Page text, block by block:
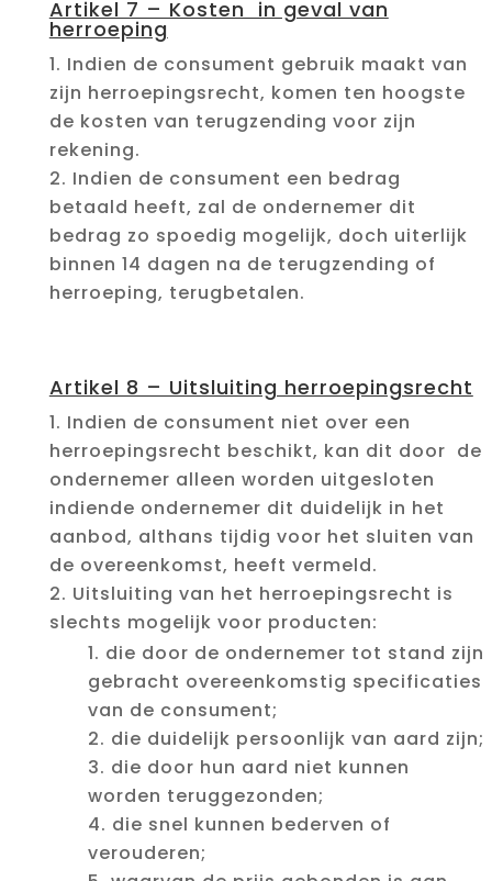
Artikel 7 – Kosten in geval van
herroeping
Indien de consument gebruik maakt van
zijn herroepingsrecht, komen ten hoogste
de kosten van terugzending voor zijn
rekening.
Indien de consument een bedrag
betaald heeft, zal de ondernemer dit
bedrag zo spoedig mogelijk, doch uiterlijk
binnen 14 dagen na de terugzending of
herroeping, terugbetalen.
Artikel 8 – Uitsluiting herroepingsrecht
Indien de consument niet over een
herroepingsrecht beschikt, kan dit door de
ondernemer alleen worden uitgesloten
indiende ondernemer dit duidelijk in het
aanbod, althans tijdig voor het sluiten van
de overeenkomst, heeft vermeld.
Uitsluiting van het herroepingsrecht is
slechts mogelijk voor producten:
die door de ondernemer tot stand zijn
gebracht overeenkomstig specificaties
van de consument;
die duidelijk persoonlijk van aard zijn;
die door hun aard niet kunnen
worden teruggezonden;
die snel kunnen bederven of
verouderen;